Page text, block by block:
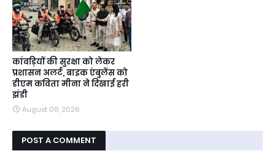
कांवड़ियों की सुरक्षा को लेकर
प्रशासन अलर्ट, बाइक एंबुलेंस को
डीएम कविता मीना ने दिखाई हरी
झंडी
August 08, 2026
POST A COMMENT